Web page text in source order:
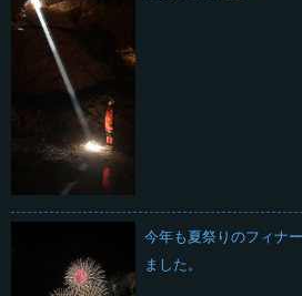
今年も夏祭りのフィナ
ました。